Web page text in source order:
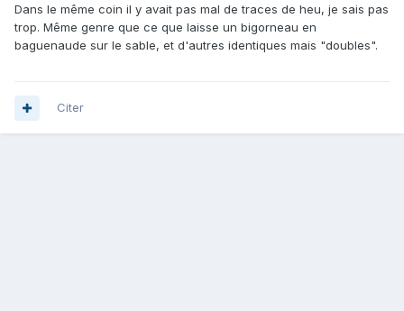
Dans le même coin il y avait pas mal de traces de heu, je sais pas
trop. Même genre que ce que laisse un bigorneau en
baguenaude sur le sable, et d'autres identiques mais "doubles".
Citer